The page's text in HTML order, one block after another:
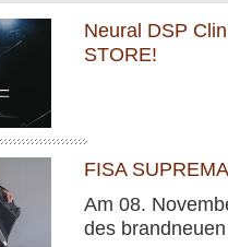
Neural DSP
STORE!
FISA
Am 08.
des